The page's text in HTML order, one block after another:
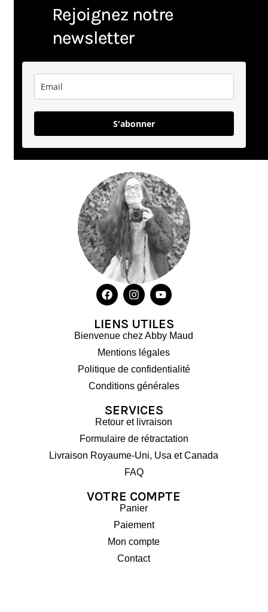
Rejoignez notre
newsletter
S'abonner
LIENS UTILES
Bienvenue chez Abby Maud
Mentions légales
Politique de confidentialité
Conditions générales
SERVICES
Retour et livraison
Formulaire de rétractation
Livraison Royaume-Uni, Usa et Canada
FAQ
VOTRE COMPTE
Panier
Paiement
Mon compte
Contact